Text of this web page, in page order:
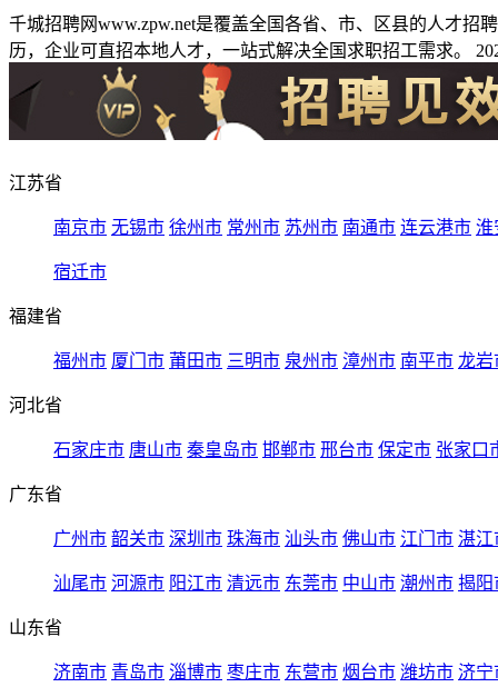
千城招聘网www.zpw.net是覆盖全国各省、市、区县的人才
历，企业可直招本地人才，一站式解决全国求职招工需求。
江苏省
南京市 无锡市 徐州市 常州市 苏州市 南通市 连云港市 淮
宿迁市
福建省
福州市 厦门市 莆田市 三明市 泉州市 漳州市 南平市 龙岩
河北省
石家庄市 唐山市 秦皇岛市 邯郸市 邢台市 保定市 张家口
广东省
广州市 韶关市 深圳市 珠海市 汕头市 佛山市 江门市 湛江
汕尾市 河源市 阳江市 清远市 东莞市 中山市 潮州市 揭阳
山东省
济南市 青岛市 淄博市 枣庄市 东营市 烟台市 潍坊市 济宁